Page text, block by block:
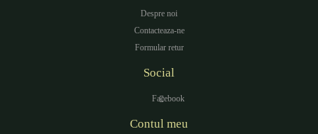
Despre noi
Contacteaza-ne
Formular retur
Social
Facebook
Contul meu